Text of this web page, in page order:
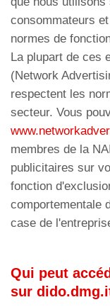
consommateurs
normes de
La plupart de ces
(Network
respectent les
secteur. Vous
membres de la
publicitaires sur
fonction
comportementale
case de
Qui peut
sur